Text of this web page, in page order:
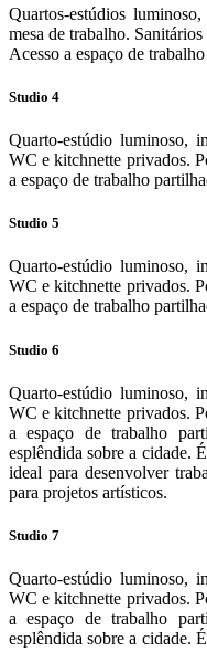
Quartos-­estúdios
mesa de trabalho.
Acesso a espaço de
Studio 4
Quarto­-estúdio luminoso,
WC e kitchnette privados.
a espaço de trabalho
Studio 5
Quarto­-estúdio luminoso,
WC e kitchnette privados.
a espaço de trabalho
Studio 6
Quarto­-estúdio luminoso,
WC e kitchnette privados.
a espaço de trabalho
esplêndida sobre a cidade.
ideal para desenvolver
para projetos artísticos.
Studio 7
Quarto­-estúdio luminoso,
WC e kitchnette privados.
a espaço de trabalho
esplêndida sobre a cidade.